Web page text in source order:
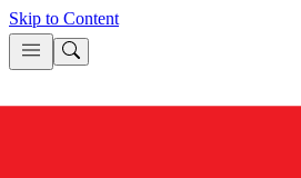
Skip to Content